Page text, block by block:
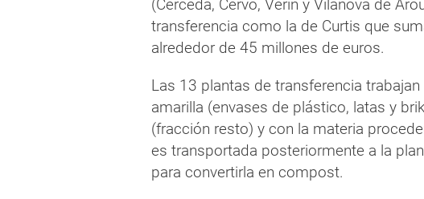
(Cerceda, Cervo, Verín y Vilanova de
transferencia como la de Curtis que
alrededor de 45 millones de euros.
Las 13 plantas de transferencia
amarilla (envases de plástico, latas y
(fracción resto) y con la materia
es transportada posteriormente a la
para convertirla en compost.